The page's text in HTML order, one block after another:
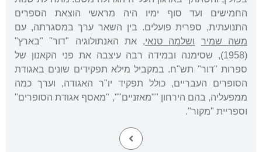
החמישים ועד סוף ימיו היה מראשי הוצאת הספרים
התנועתית, ספרית פועלים. בין השאר ערך במסגרתה, עם
משה שמיר
ושלמה טנאי, את האנתולוגיה "דור" "בארץ"
(1958), שסימנה ובמידה רבה עיצבה את פני הקאנון של
ספרות "דור" תש"ח. במקביל מילא תפקידים שונים באגודת
הסופרים העבריים, כולל תפקיד יו"ר האגודה, וערך כמה
ממפעליה, בהם הירחון ""מאזניים"", "מאסף אגודת הסופרים"
וספריית "מקור".